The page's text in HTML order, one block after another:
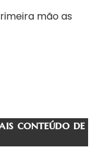
mão as
conteúdo de